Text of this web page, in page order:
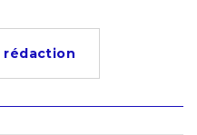
rédaction